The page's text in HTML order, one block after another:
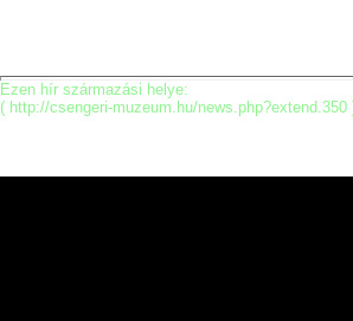
Ezen hír származási helye:
( http://csengeri-muzeum.hu/news.php?extend.350